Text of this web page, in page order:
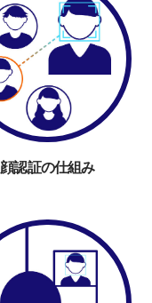
顔認証の仕組み